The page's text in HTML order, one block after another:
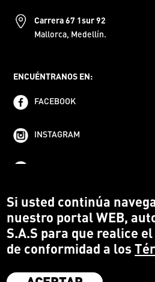
Carrera 67 1sur 92
Mallorca, Medellín.
ENCUÉNTRANOS EN:
FACEBOOK
INSTAGRAM
Si usted continúa
nuestro portal WEB,
S.A.S para que realice
de conformidad a los